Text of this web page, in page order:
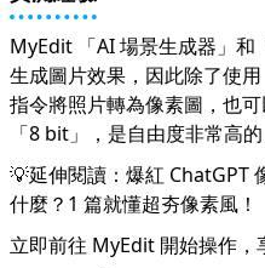
MyEdit 「AI 場景生成器」和
生成圖片效果，因此除了使
指令將照片轉為像素圖，也
「8 bit」，是自由度非常高
💡延伸閱讀： 爆紅 ChatGPT
什麼？1 篇就懂超夯像素風！
立即前往 MyEdit 開始操作，